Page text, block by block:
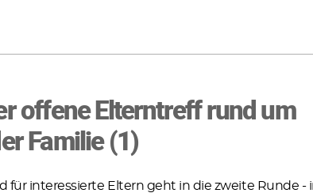
offene Elterntreff rund um
Familie (1)
für interessierte Eltern geht in die zweite Runde -